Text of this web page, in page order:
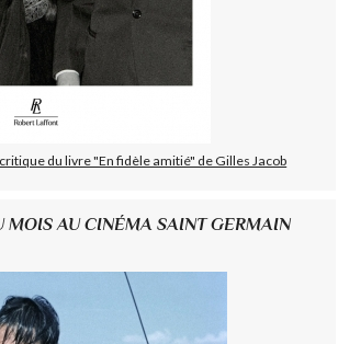
du livre "En fidèle amitié" de Gilles Jacob
MOIS AU CINÉMA SAINT GERMAIN